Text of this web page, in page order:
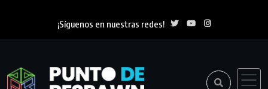
¡Síguenos en nuestras redes!